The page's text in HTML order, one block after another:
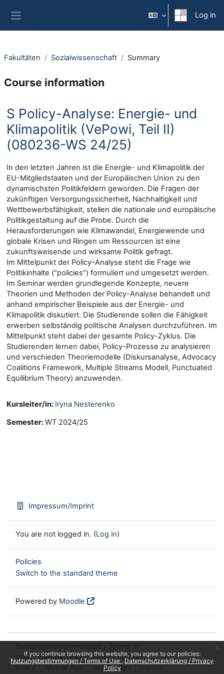
If you continue browsing this website, you agree to our policies:
Nutzungsbestimmungen / Terms of Use
Datenschutzerklärung / Privacy
Policy
Log in
Fakultäten Sozialwissenschaft Summary
Course information
S Policy-Analyse: Energie- und
Klimapolitik (VePowi, Teil II)
(080236-WS 24/25)
In den letzten Jahren ist die Energie- und Klimapolitik der
EU-Mitgliedstaaten und der Europäischen Union zu den
dynamischsten Politikfeldern geworden. Die Fragen der
zukünftigen Versorgungssicherheit, Nachhaltigkeit und
Wettbewerbsfähigkeit, stellen die nationale und europäische
Politikgestaltung auf die Probe. Durch die
Herausforderungen wie Klimawandel, Energiewende und
globale Krisen und Ringen um Ressourcen ist eine
zukunftsweisende und wirksame Politik gefragt.
Im Mittelpunkt der Policy-Analyse steht die Frage wie
Politikinhalte ("policies") formuliert und umgesetzt werden.
Im Seminar werden grundlegende Konzepte, neuere
Theorien und Methoden der Policy-Analyse behandelt und
anhand empirischer Beispiele aus der Energie- und
Klimapolitik diskutiert. Die Studierende sollen die Fähigkeit
erwerben selbständig politische Analysen durchzuführen. Im
Mittelpunkt steht dabei der gesamte Policy-Zyklus. Die
Studierenden lernen dabei, Policy-Prozesse zu analysieren
und verschieden Theoriemodelle (Diskursanalyse, Advocacy
Coalitions Framework, Multiple Streams Modell, Punctuated
Equilibrium Theory) anzuwenden.
Kursleiter/in: Iryna Nesterenko
Semester:WT 2024/25
Impressum/Imprint
You are not logged in. (Log in)
Policies
Switch to the standard theme
Powered by Moodle
use
Datenschutzerklärung / Privacy
policy
Mobile App Impressum / Imprint